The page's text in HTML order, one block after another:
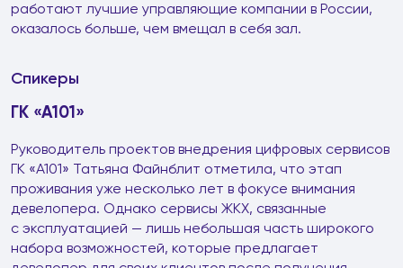
работают лучшие управляющие компании в России,
оказалось больше, чем вмещал в себя зал.
Спикеры
ГК «А101»
Руководитель проектов внедрения цифровых сервисов
ГК «А101» Татьяна Файнблит отметила, что этап
проживания уже несколько лет в фокусе внимания
девелопера. Однако сервисы ЖКХ, связанные
с эксплуатацией — лишь небольшая часть широкого
набора возможностей, которые предлагает